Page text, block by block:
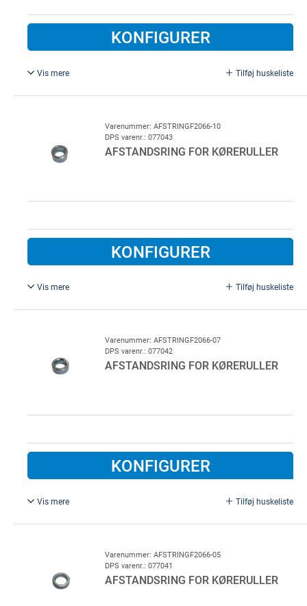
KONFIGURER
Vis mere Tilføj huskeliste
Varenummer: AFSTRINGF2066-10
DPS varenr.: 077043
AFSTANDSRING FOR KØRERULLER
KONFIGURER
Vis mere Tilføj huskeliste
Galvaniseret stål
Varenummer: AFSTRINGF2066-07
DPS varenr.: 077042
AFSTANDSRING FOR KØRERULLER
KONFIGURER
Vis mere Tilføj huskeliste
Galvaniseret stål
Varenummer: AFSTRINGF2066-05
DPS varenr.: 077041
AFSTANDSRING FOR KØRERULLER